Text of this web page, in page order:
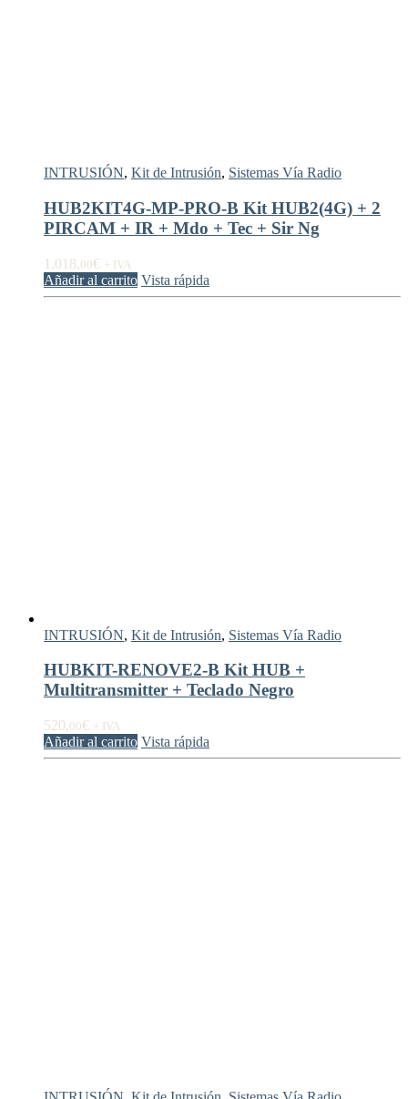
INTRUSIÓN, Kit de Intrusión, Sistemas Vía Radio
HUB2KIT4G-MP-PRO-B Kit HUB2(4G) + 2
PIRCAM + IR + Mdo + Tec + Sir Ng
1.018,00€ + IVA
Añadir al carrito Vista rápida
INTRUSIÓN, Kit de Intrusión, Sistemas Vía Radio
HUBKIT-RENOVE2-B Kit HUB +
Multitransmitter + Teclado Negro
520,00€ + IVA
Añadir al carrito Vista rápida